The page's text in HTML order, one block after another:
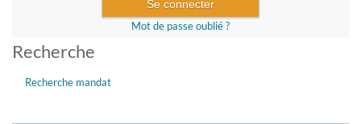
Mot de passe oublié ?
Recherche
Recherche mandat